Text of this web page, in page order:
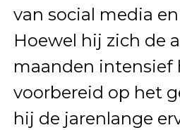
van social media
Hoewel hij zich de
maanden intensief
voorbereid op het
hij de jarenlange